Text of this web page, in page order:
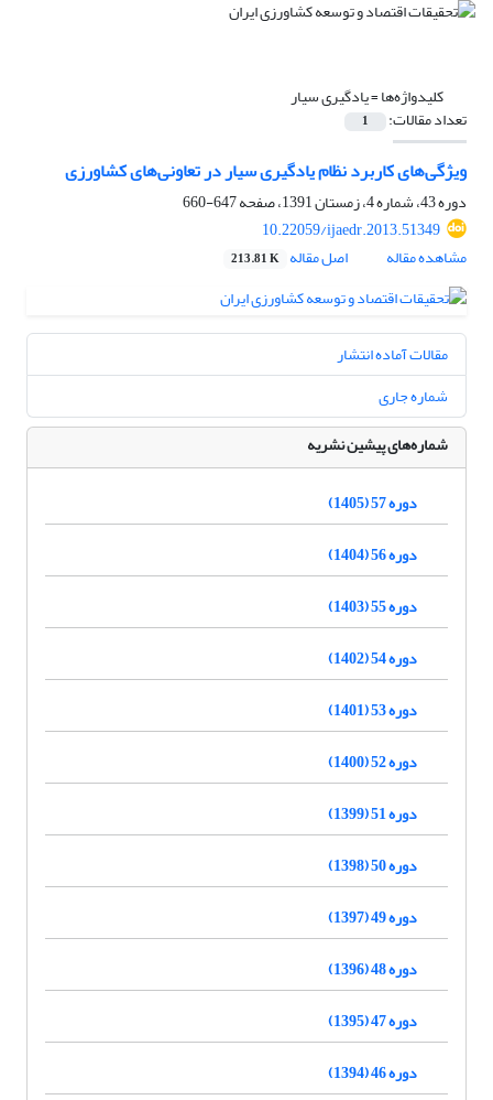
کلیدواژه‌ها =یادگیری سیار
تعداد مقالات: 1
ویژگی‌های کاربرد نظام یادگیری سیار در تعاونی‌های کشاورزی
دوره 43، شماره 4، زمستان 1391، صفحه
647-660
10.22059/ijaedr.2013.51349
مشاهده مقاله
اصل مقاله 213.81 K
مقالات آماده انتشار
شماره جاری
شماره‌های پیشین نشریه
دوره 57 (1405)
دوره 56 (1404)
دوره 55 (1403)
دوره 54 (1402)
دوره 53 (1401)
دوره 52 (1400)
دوره 51 (1399)
دوره 50 (1398)
دوره 49 (1397)
دوره 48 (1396)
دوره 47 (1395)
دوره 46 (1394)